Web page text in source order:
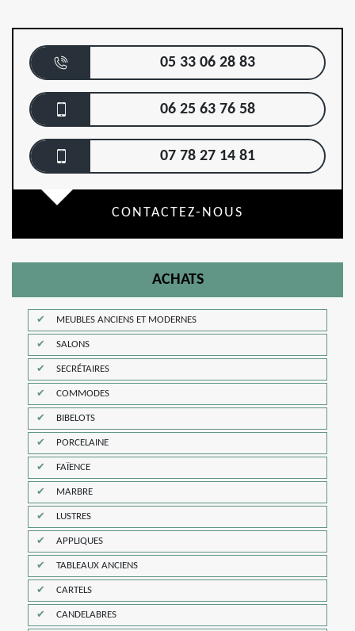
05 33 06 28 83
06 25 63 76 58
07 78 27 14 81
CONTACTEZ-NOUS
ACHATS
MEUBLES ANCIENS ET MODERNES
SALONS
SECRÉTAIRES
COMMODES
BIBELOTS
PORCELAINE
FAÏENCE
MARBRE
LUSTRES
APPLIQUES
TABLEAUX ANCIENS
CARTELS
CANDELABRES